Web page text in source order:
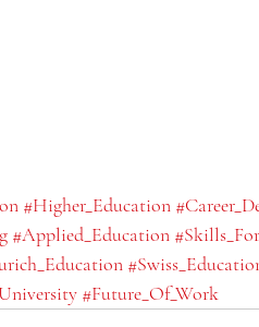
#Higher_Education
#Applied_Education
#Future_Of_Work